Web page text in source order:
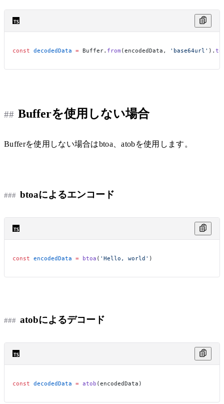
const decodedData = Buffer. from (encodedData, 'base64url' ).
Bufferを使用しない場合
Bufferを使用しない場合はbtoa、atobを使用します。
btoaによるエンコード
const encodedData = btoa ( 'Hello, world' )
atobによるデコード
const decodedData = atob (encodedData)